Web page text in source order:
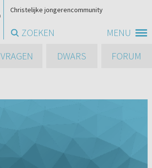
MENU
Christelijke jongerencommunity
ZOEKEN
VRAGEN DWARS FORUM